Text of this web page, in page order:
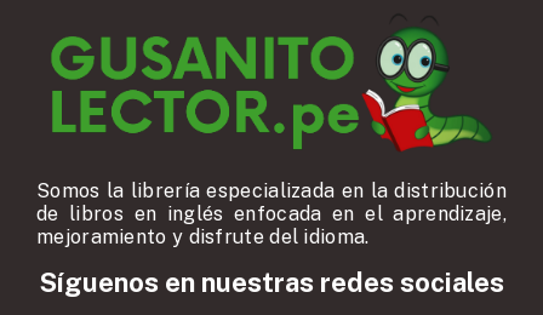
Somos la librería especializada en la distribución
de libros en inglés enfocada en el aprendizaje,
mejoramiento y disfrute del idioma.
Síguenos en nuestras redes sociales